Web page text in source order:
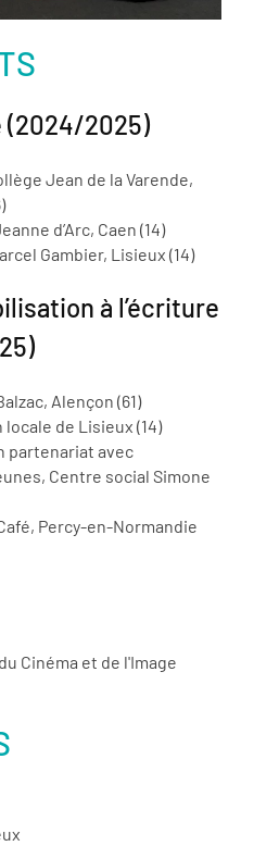
(2024/2025)
Jean de la Varende,
d’Arc, Caen (14)
Gambier, Lisieux (14)
à l’écriture
Alençon (61)
de Lisieux (14)
partenariat avec
Centre social Simone
Percy-en-Normandie
Cinéma et de l'Image